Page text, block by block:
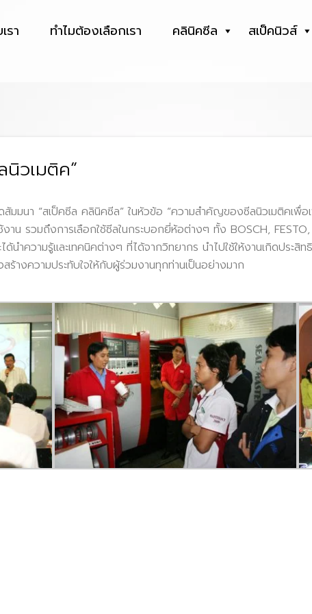
รา ทำไมต้องเลือกเรา คลินิคซีล สเป็คนิวส์
วเมติค”
มนา “สเป็คซีล คลินิคซีล” ในหัวข้อ “ความสำคัญของซีลนิวเมติคเพื่
าน รวมถึงการเลือกใช้ซีลในกระบอกยี่ห้อต่างๆ ทั้ง BOSCH,
นำความรู้และเทคนิคต่างๆ ที่ได้จากวิทยากร นำไปใช้ให้งานเกิดประ
ร้างความประทับใจให้กับผู้ร่วมงานทุกท่านเป็นอย่างมาก